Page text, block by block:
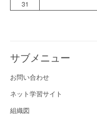
31
サブメニュー
お問い合わせ
ネット学習サイト
組織図